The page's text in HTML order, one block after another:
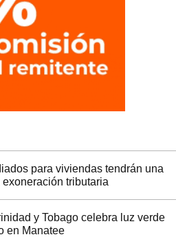
para viviendas tendrán una
tributaria
y Tobago celebra luz verde
en Manatee